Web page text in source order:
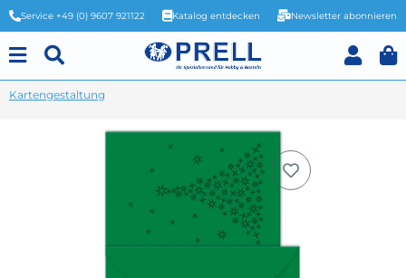
Service +49 (0) 9607 921122 Katalog entdecken Newsletter abonnieren
Kartengestaltung